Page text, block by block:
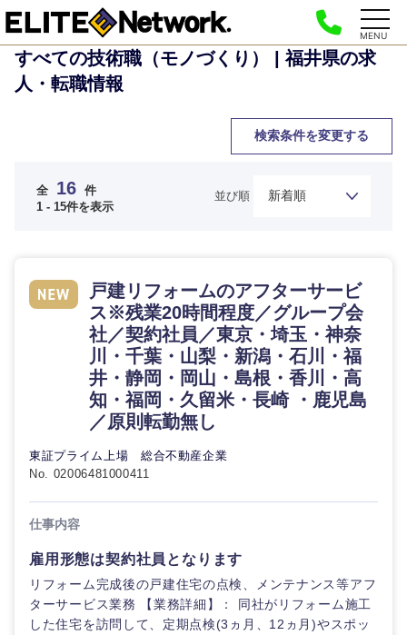
MENU
すべての技術職（モノづくり） | 福井県の求
人・転職情報
検索条件を変更する
全 16 件
1 - 15件を表示
並び順
戸建リフォームのアフターサービ
ス※残業20時間程度／グループ会
社／契約社員／東京・埼玉・神奈
川・千葉・山梨・新潟・石川・福
井・静岡・岡山・島根・香川・高
知・福岡・久留米・長崎 ・鹿児島
／原則転勤無し
東証プライム上場 総合不動産企業
No. 02006481000411
仕事内容
雇用形態は契約社員となります
リフォーム完成後の戸建住宅の点検、メンテナンス等アフ
ターサービス業務 【業務詳細】： 同社がリフォーム施工
した住宅を訪問して、定期点検(3ヵ月、12ヵ月)やスポッ